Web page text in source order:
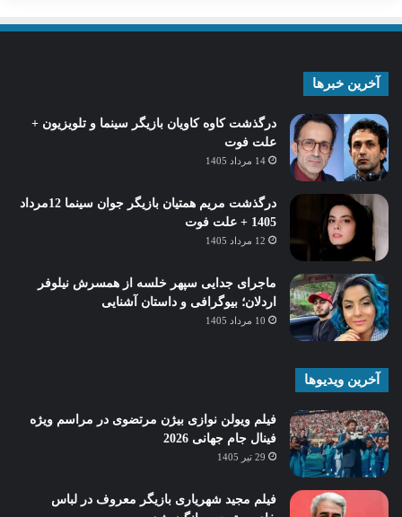
آخرین خبرها
درگذشت کاوه کاویان بازیگر سینما و تلویزیون +
علت فوت
14 مرداد 1405
درگذشت مریم همتیان بازیگر جوان سینما 12مرداد
1405 + علت فوت
12 مرداد 1405
ماجرای جدایی سپهر خلسه از همسرش نیلوفر
اردلان؛ بیوگرافی و داستان آشنایی
10 مرداد 1405
آخرین ویدیوها
فیلم ویولن نوازی بیژن مرتضوی در مراسم ویژه
فینال جام جهانی 2026
29 تیر 1405
فیلم مجید شهریاری بازیگر معروف در لباس